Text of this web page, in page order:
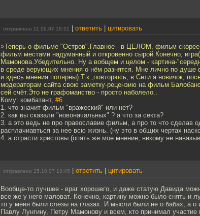
отправлено 11.09.07 18:51 ответить цитировать
>Теперь о фильме "Остров".Главное - в ЦЕЛОМ, фильм скорее
фильм местами надуманный и откровенно сырой.Конечно,
Мамонова.Убедительно. Ну а вобщем и целом - картина-
в среде верующих мнения о нём разнятся. Мне лично по
и здесь мнения полярны).Т.к.,повторюсь, в Сети я новичок,
модераторам сайта свою заметку-рецензию на фильм
сей счёт.Это не графоманство - просто наболело..
Кому: комбатант, #6
1. что значит фильм "вражеский" или нет?
2. как вы сказали "новоначальных" ? а что за секта?
3. а это ведь не про православие фильм, а про то что сделав
расплачиавться за нее всю жизнь. (ну это в общих чертах
4. а страсти христовы (опять же мое мнение, никому не
отправлено 25.10.07 18:45 ответить цитировать
Вообще-то лучшее - враг хорошего, и даже статую Давида
все же у него маловат. Конечно, картину можно было снять и
то у меня были слезы на глазах. И мысли были не о бабах, а о
Павлу Лунгину, Петру Мамонову и всем, кто принимал участие